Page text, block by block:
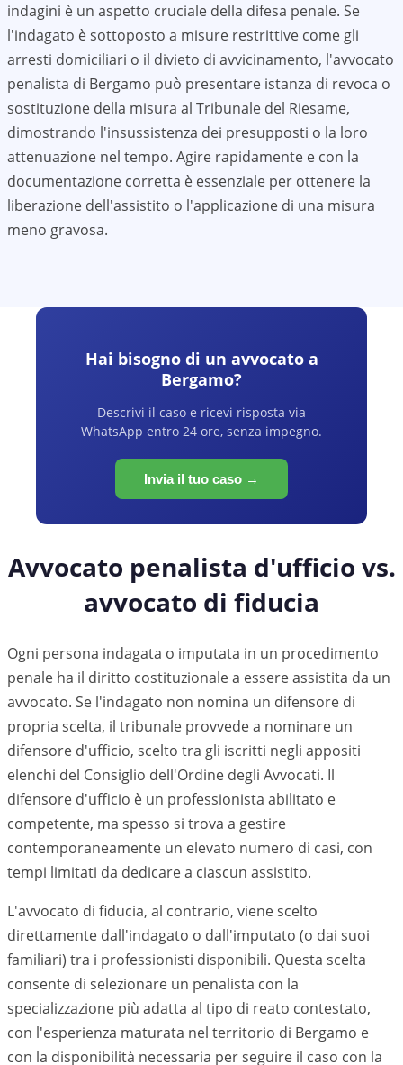
indagini è un aspetto cruciale della difesa penale. Se
l'indagato è sottoposto a misure restrittive come gli
arresti domiciliari o il divieto di avvicinamento, l'avvocato
penalista di Bergamo può presentare istanza di revoca o
sostituzione della misura al Tribunale del Riesame,
dimostrando l'insussistenza dei presupposti o la loro
attenuazione nel tempo. Agire rapidamente e con la
documentazione corretta è essenziale per ottenere la
liberazione dell'assistito o l'applicazione di una misura
meno gravosa.
Hai bisogno di un avvocato a
Bergamo?
Descrivi il caso e ricevi risposta via
WhatsApp entro 24 ore, senza impegno.
Invia il tuo caso →
Avvocato penalista d'ufficio vs.
avvocato di fiducia
Ogni persona indagata o imputata in un procedimento
penale ha il diritto costituzionale a essere assistita da un
avvocato. Se l'indagato non nomina un difensore di
propria scelta, il tribunale provvede a nominare un
difensore d'ufficio, scelto tra gli iscritti negli appositi
elenchi del Consiglio dell'Ordine degli Avvocati. Il
difensore d'ufficio è un professionista abilitato e
competente, ma spesso si trova a gestire
contemporaneamente un elevato numero di casi, con
tempi limitati da dedicare a ciascun assistito.
L'avvocato di fiducia, al contrario, viene scelto
direttamente dall'indagato o dall'imputato (o dai suoi
familiari) tra i professionisti disponibili. Questa scelta
consente di selezionare un penalista con la
specializzazione più adatta al tipo di reato contestato,
con l'esperienza maturata nel territorio di Bergamo e
con la disponibilità necessaria per seguire il caso con la